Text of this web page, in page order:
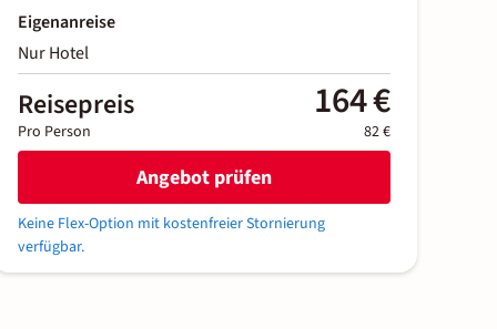
Eigenanreise
Nur Hotel
Reisepreis 164 €
Pro Person 82 €
Angebot prüfen
Keine Flex-Option mit kostenfreier Stornierung
verfügbar.